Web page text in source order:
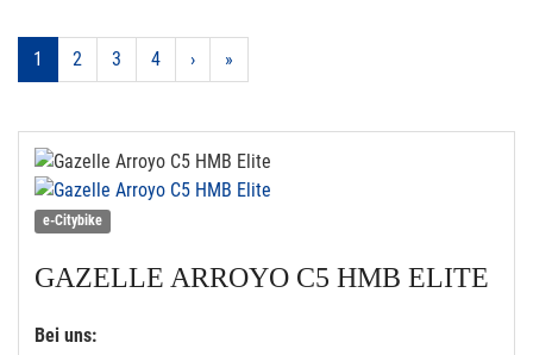
1 2 3 4 › »
e-Citybike
GAZELLE ARROYO C5 HMB ELITE
Bei uns: